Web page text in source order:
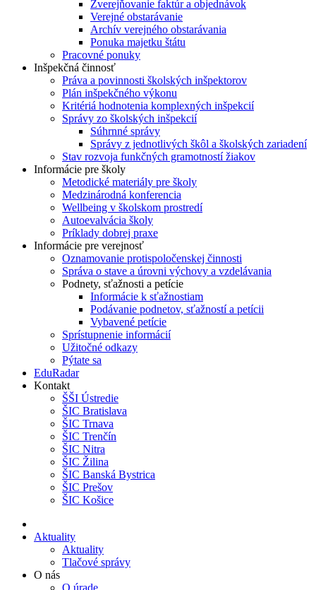
Zverejňovanie faktúr a objednávok
Verejné obstarávanie
Archív verejného obstarávania
Ponuka majetku štátu
Pracovné ponuky
Inšpekčná činnosť
Práva a povinnosti školských inšpektorov
Plán inšpekčného výkonu
Kritériá hodnotenia komplexných inšpekcií
Správy zo školských inšpekcií
Súhrnné správy
Správy z jednotlivých škôl a školských zariadení
Stav rozvoja funkčných gramotností žiakov
Informácie pre školy
Metodické materiály pre školy
Medzinárodná konferencia
Wellbeing v školskom prostredí
Autoevalvácia školy
Príklady dobrej praxe
Informácie pre verejnosť
Oznamovanie protispoločenskej činnosti
Správa o stave a úrovni výchovy a vzdelávania
Podnety, sťažnosti a petície
Informácie k sťažnostiam
Podávanie podnetov, sťažností a petícii
Vybavené petície
Sprístupnenie informácií
Užitočné odkazy
Pýtate sa
EduRadar
Kontakt
ŠŠI Ústredie
ŠIC Bratislava
ŠIC Trnava
ŠIC Trenčín
ŠIC Nitra
ŠIC Žilina
ŠIC Banská Bystrica
ŠIC Prešov
ŠIC Košice
Aktuality
Aktuality
Tlačové správy
O nás
O úrade